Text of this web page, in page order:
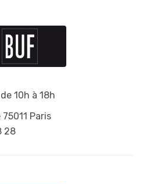
10h à 18h
Paris
28